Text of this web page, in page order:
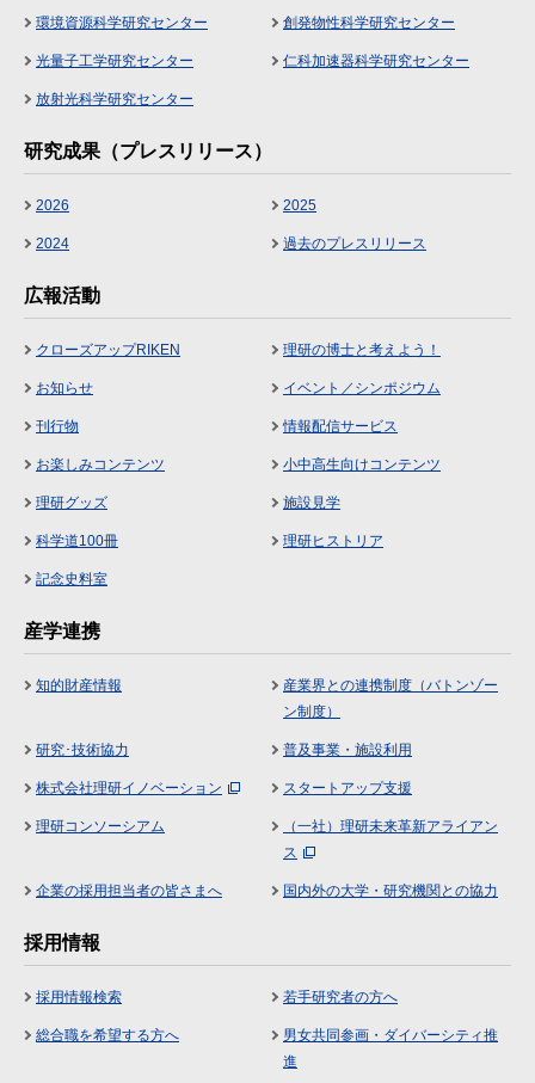
環境資源科学研究センター 創発物性科学研究センター
光量子工学研究センター 仁科加速器科学研究センター
放射光科学研究センター
研究成果（プレスリリース）
2026 2025
2024 過去のプレスリリース
広報活動
クローズアップRIKEN 理研の博士と考えよう！
お知らせ イベント／シンポジウム
刊行物 情報配信サービス
お楽しみコンテンツ 小中高生向けコンテンツ
理研グッズ 施設見学
科学道100冊 理研ヒストリア
記念史料室
産学連携
知的財産情報
産業界との連携制度（バトンゾー
ン制度）
研究･技術協力 普及事業・施設利用
株式会社理研イノベーション スタートアップ支援
理研コンソーシアム
（一社）理研未来革新アライアン
ス
企業の採用担当者の皆さまへ 国内外の大学・研究機関との協力
採用情報
採用情報検索 若手研究者の方へ
総合職を希望する方へ
男女共同参画・ダイバーシティ推
進